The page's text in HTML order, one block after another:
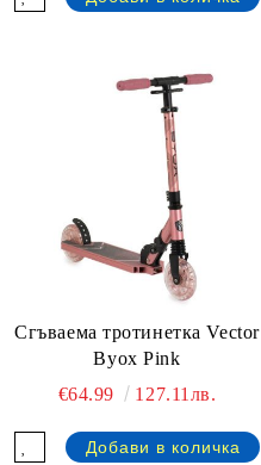
Сгъваема тротинетка Vector
Byox Pink
€64.99
127.11лв.